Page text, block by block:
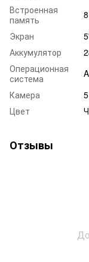
Встроенная
память
Экран
Аккумулятор
Операционная
система
Камера
Цвет
Отзывы